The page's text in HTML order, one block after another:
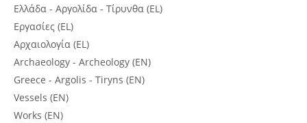
Ελλάδα - Αργολίδα - Τίρυνθα (EL)
Εργασίες (EL)
Αρχαιολογία (EL)
Archaeology - Archeology (EN)
Greece - Argolis - Tiryns (EN)
Vessels (EN)
Works (EN)